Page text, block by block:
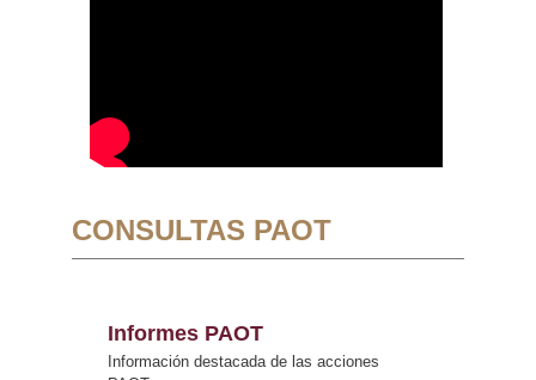
CONSULTAS PAOT
Informes PAOT
Información destacada de las acciones